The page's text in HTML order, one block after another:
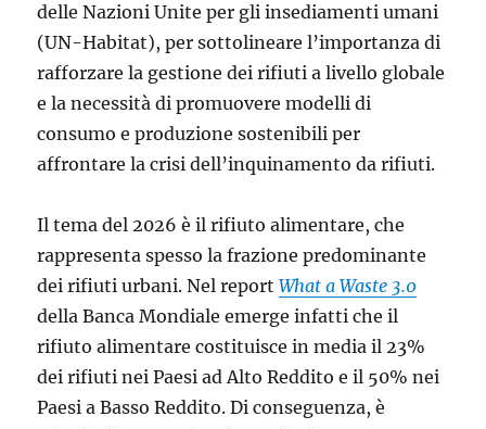
delle Nazioni Unite per gli insediamenti umani
(UN-Habitat), per sottolineare l’importanza di
rafforzare la gestione dei rifiuti a livello globale
e la necessità di promuovere modelli di
consumo e produzione sostenibili per
affrontare la crisi dell’inquinamento da rifiuti.
Il tema del 2026 è il rifiuto alimentare, che
rappresenta spesso la frazione predominante
dei rifiuti urbani. Nel reportWhat a Waste 3.0
della Banca Mondiale emerge infatti che il
rifiuto alimentare costituisce in media il 23%
dei rifiuti nei Paesi ad Alto Reddito e il 50% nei
Paesi a Basso Reddito. Di conseguenza, è